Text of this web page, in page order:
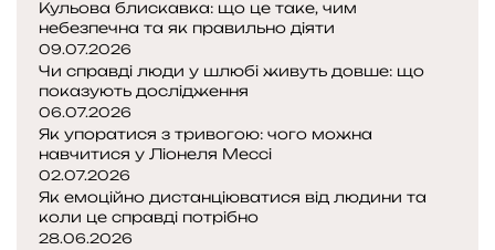
Кульова блискавка: що це таке, чим
небезпечна та як правильно діяти
09.07.2026
Чи справді люди у шлюбі живуть довше: що
показують дослідження
06.07.2026
Як упоратися з тривогою: чого можна
навчитися у Ліонеля Мессі
02.07.2026
Як емоційно дистанціюватися від людини та
коли це справді потрібно
28.06.2026